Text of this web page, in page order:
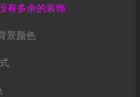
有多余的装饰
景颜色